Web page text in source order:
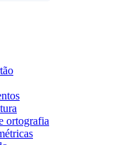
ortografia